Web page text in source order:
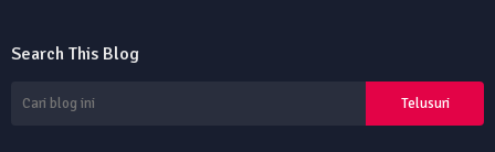
Search This Blog